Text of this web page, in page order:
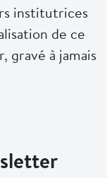
institutrices
de ce
gravé à jamais